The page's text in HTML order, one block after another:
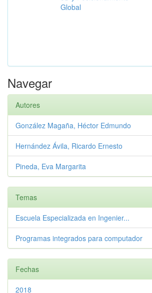
Global
Navegar
Autores
González Magaña, Héctor Edmundo
Hernández Ávila, Ricardo Ernesto
Pineda, Eva Margarita
Temas
Escuela Especializada en Ingenier...
Programas integrados para computador
Fechas
2018